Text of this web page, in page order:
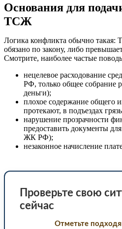
Основания для
ТСЖ
Логика конфликта обычно такая:
обязано по закону, либо
Смотрите, наиболее частые
нецелевое расходование
РФ, только общее собрание
деньги);
плохое содержание общего
протекают, в подъездах
нарушение прозрачности
предоставить документы
ЖК РФ);
незаконное начисление
Проверьте свою
сейчас
Отметьте